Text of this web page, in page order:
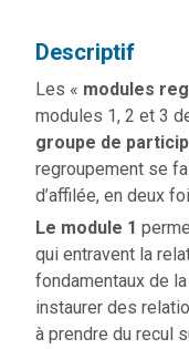
Descriptif
Les « modules
modules 1, 2 et 3
groupe de
regroupement se
d’affilée, en deux
Le module 1
qui entravent la
fondamentaux de
instaurer des
à prendre du recul